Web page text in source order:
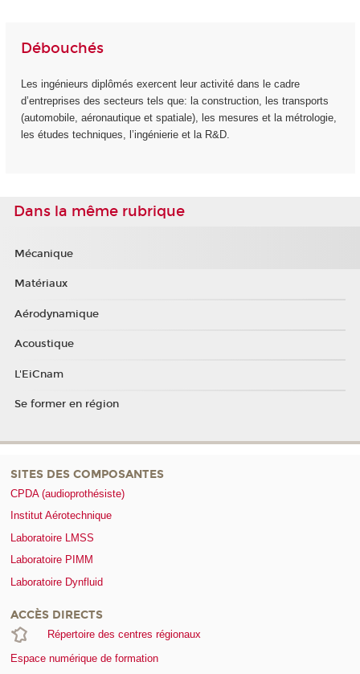
Débouchés
Les ingénieurs diplômés exercent leur activité dans le cadre
d’entreprises des secteurs tels que: la construction, les transports
(automobile, aéronautique et spatiale), les mesures et la métrologie,
les études techniques, l’ingénierie et la R&D.
Dans la même rubrique
Mécanique
Matériaux
Aérodynamique
Acoustique
L'EiCnam
Se former en région
SITES DES COMPOSANTES
CPDA (audioprothésiste)
Institut Aérotechnique
Laboratoire LMSS
Laboratoire PIMM
Laboratoire Dynfluid
ACCÈS DIRECTS
Répertoire des centres régionaux
Espace numérique de formation